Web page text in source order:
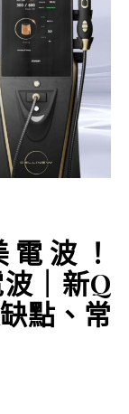
波！
波｜新Q
點、常